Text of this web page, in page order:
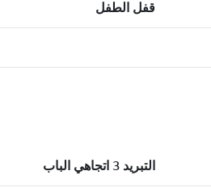
قفل الطفل
التبريد 3 اتجاهي الباب